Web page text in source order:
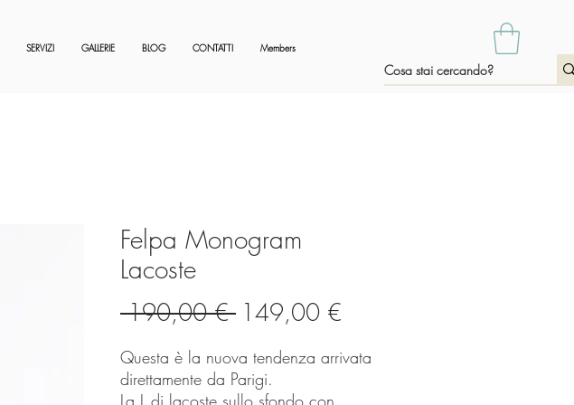
SERVIZI GALLERIE BLOG CONTATTI Members
Felpa Monogram
Lacoste
190,00 € Prezzo
regolare
149,00 €
Questa è la nuova tendenza arrivata
direttamente da Parigi.
La L di lacoste sullo sfondo con